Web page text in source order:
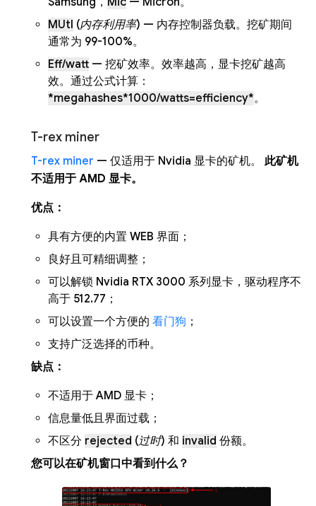
MUtl (内存利用率) — 内存控制器负载。挖矿期间
通常为 99-100%。
Eff/watt — 挖矿效率。效率越高，显卡挖矿越高
效。通过公式计算：
*megahashes*1000/watts=efficiency*。
T-rex miner
T-rex miner — 仅适用于 Nvidia 显卡的矿机。 此矿机
不适用于 AMD 显卡。
优点：
具有方便的内置 WEB 界面；
良好且可精细调整；
可以解锁 Nvidia RTX 3000 系列显卡，驱动程序不
高于 512.77；
可以设置一个方便的 看门狗 ；
支持广泛选择的币种。
缺点：
不适用于 AMD 显卡；
信息量低且界面过载；
不区分 rejected (过时) 和 invalid 份额。
您可以在矿机窗口中看到什么？